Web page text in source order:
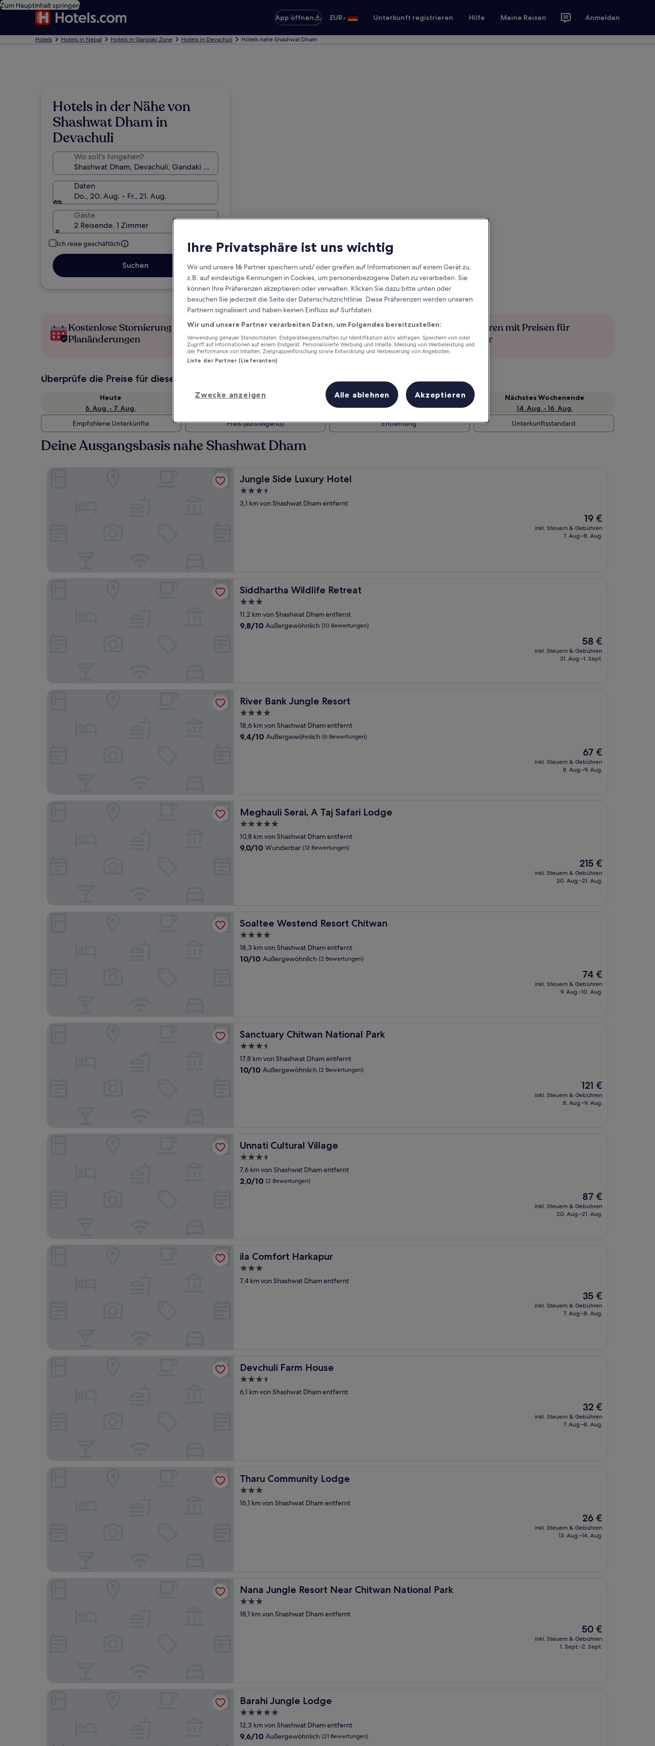
Zum Hauptinhalt springen
App öffnen
EUR• Unterkunft registrieren Hilfe Meine Reisen Anmelden
Hotels Hotels in Nepal Hotels in Gandaki Zone Hotels in Devachuli Hotels nahe Shashwat Dham
Hotels in der Nähe von
Shashwat Dham in
Devachuli
Wo soll’s hingehen?
Daten
Do., 20. Aug. - Fr., 21. Aug.
Gäste
2 Reisende, 1 Zimmer
Ich reise geschäftlich
Suchen
Kostenlose Stornierung bei
Planänderungen
Verdiene Prämien für jede
wahrgenommene Übernachtung
Mehr sparen mit Preisen für
Mitglieder
Überprüfe die Preise für diese Daten
Heute
6. Aug. - 7. Aug.
Morgen
Dieses Wochenende
7. Aug. - 9. Aug.
Nächstes Wochenende
14. Aug. - 16. Aug.
Empfohlene Unterkünfte
Preis (aufsteigend) Entfernung Unterkunftsstandard
Deine Ausgangsbasis nahe Shashwat Dham
Jungle Side Luxury Hotel
Jungle Side Luxury Hotel
3.5-
Sterne-
3,1 km von Shashwat Dham entfernt
Der
Preis
beträgt
19 €
inkl. Steuern & Gebühren
7. Aug.–8. Aug.
Siddhartha Wildlife Retreat
Siddhartha Wildlife Retreat
3.0-
Sterne-
Unterkunft
11,2 km von Shashwat Dham entfernt
9.8
9,8/10 Außergewöhnlich (10 Bewertungen)
Der
Preis
beträgt
58 €
inkl. Steuern & Gebühren
31. Aug.–1. Sept.
River Bank Jungle Resort
River Bank Jungle Resort
4.0-
Sterne-
Unterkunft
18,6 km von Shashwat Dham entfernt
9.4
9,4/10 Außergewöhnlich (6 Bewertungen)
Der
Preis
beträgt
67 €
inkl. Steuern & Gebühren
8. Aug.–9. Aug.
Meghauli Serai, A Taj Safari Lodge
Meghauli Serai, A Taj Safari Lodge
5.0-
Sterne-
Unterkunft
10,8 km von Shashwat Dham entfernt
9.0
9,0/10 Wunderbar (12 Bewertungen)
Der
Preis
beträgt
215 €
inkl. Steuern & Gebühren
20. Aug.–21. Aug.
Soaltee Westend Resort Chitwan
Soaltee Westend Resort Chitwan
4.0-
Sterne-
Unterkunft
18,3 km von Shashwat Dham entfernt
10.0
10/10 Außergewöhnlich (2 Bewertungen)
Der
Preis
beträgt
74 €
inkl. Steuern & Gebühren
9. Aug.–10. Aug.
Sanctuary Chitwan National Park
Sanctuary Chitwan National Park
3.5-
Sterne-
Unterkunft
17,8 km von Shashwat Dham entfernt
10.0
10/10 Außergewöhnlich (2 Bewertungen)
Der
Preis
beträgt
121 €
inkl. Steuern & Gebühren
8. Aug.–9. Aug.
Unnati Cultural Village
Unnati Cultural Village
3.5-
Sterne-
Unterkunft
7,6 km von Shashwat Dham entfernt
2.0
2,0/10 (2 Bewertungen)
Der
Preis
beträgt
87 €
inkl. Steuern & Gebühren
20. Aug.–21. Aug.
ila Comfort Harkapur
ila Comfort Harkapur
3.0-
Sterne-
7,4 km von Shashwat Dham entfernt
Der
Preis
beträgt
35 €
inkl. Steuern & Gebühren
7. Aug.–8. Aug.
Devchuli Farm House
Devchuli Farm House
3.5-
Sterne-
6,1 km von Shashwat Dham entfernt
Der
Preis
beträgt
32 €
inkl. Steuern & Gebühren
7. Aug.–8. Aug.
Tharu Community Lodge
Tharu Community Lodge
3.0-
Sterne-
16,1 km von Shashwat Dham entfernt
Der
Preis
beträgt
26 €
inkl. Steuern & Gebühren
13. Aug.–14. Aug.
Nana Jungle Resort Near Chitwan National Park
Nana Jungle Resort Near Chitwan National Park
3.0-
Sterne-
18,1 km von Shashwat Dham entfernt
Der
Preis
beträgt
50 €
inkl. Steuern & Gebühren
1. Sept.–2. Sept.
Barahi Jungle Lodge
Barahi Jungle Lodge
5.0-
Sterne-
Unterkunft
12,3 km von Shashwat Dham entfernt
9.6
9,6/10 Außergewöhnlich (21 Bewertungen)
Ihre Privatsphäre ist uns wichtig
Wir und unsere16 Partner speichern und/ oder greifen auf Informationen auf einem Gerät zu,
z.B. auf eindeutige Kennungen in Cookies, um personenbezogene Daten zu verarbeiten. Sie
können Ihre Präferenzen akzeptieren oder verwalten. Klicken Sie dazu bitte unten oder
besuchen Sie jederzeit die Seite der Datenschutzrichtlinie. Diese Präferenzen werden unseren
Partnern signalisiert und haben keinen Einfluss auf Surfdaten.
Wir und unsere Partner verarbeiten Daten, um Folgendes bereitzustellen:
Verwendung genauer Standortdaten. Endgeräteeigenschaften zur Identifikation aktiv abfragen. Speichern von oder
Zugriff auf Informationen auf einem Endgerät. Personalisierte Werbung und Inhalte, Messung von Werbeleistung und
der Performance von Inhalten, Zielgruppenforschung sowie Entwicklung und Verbesserung von Angeboten.
Liste der Partner (Lieferanten)
Zwecke anzeigen Alle ablehnen Akzeptieren